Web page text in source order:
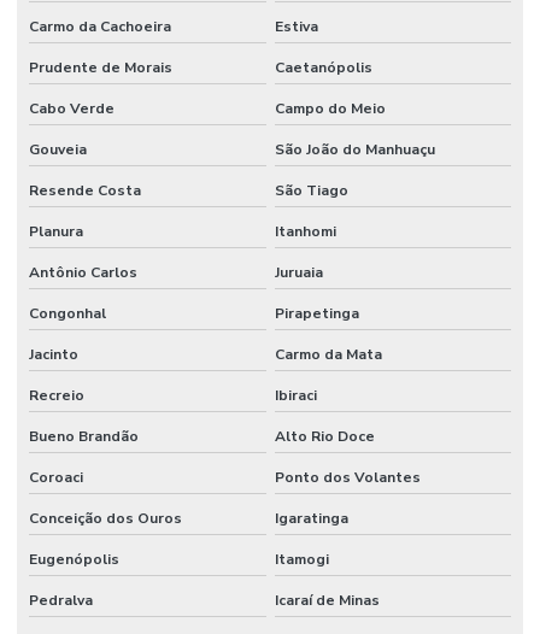
Carmo da Cachoeira Estiva
Prudente de Morais Caetanópolis
Cabo Verde Campo do Meio
Gouveia São João do Manhuaçu
Resende Costa São Tiago
Planura Itanhomi
Antônio Carlos Juruaia
Congonhal Pirapetinga
Jacinto Carmo da Mata
Recreio Ibiraci
Bueno Brandão Alto Rio Doce
Coroaci Ponto dos Volantes
Conceição dos Ouros Igaratinga
Eugenópolis Itamogi
Pedralva Icaraí de Minas